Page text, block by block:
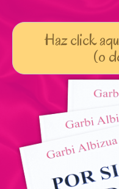
Haz click
(o